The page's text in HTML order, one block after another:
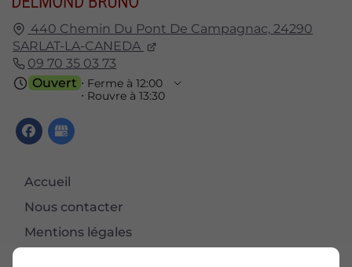
440 Chemin Du Pont De Campagnac, 24290
SARLAT-LA-CANEDA
09 70 35 03 73
Ouvert ⋅ Ferme à 12:00
⋅ Rouvre à 13:30
Accueil
Nous contacter
Mentions légales